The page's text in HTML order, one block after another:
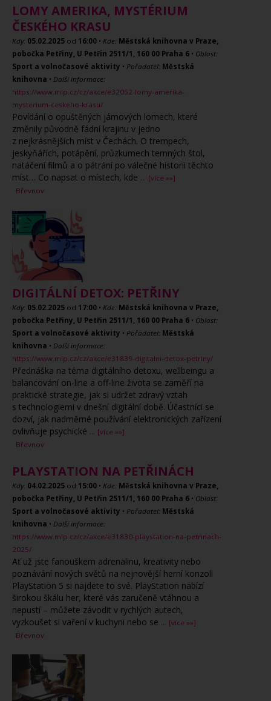
LOMY AMERIKA, MYSTÉRIUM
ČESKÉHO KRASU
Kdy: 05.02.2025 od 16:00 • Kde: Městská knihovna v Praze,
pobočka Petřiny, U Petřin 2511/1, 160 00 Praha 6 • Oblast:
Sport a volnočasové aktivity • Pořadatel: Městská
knihovna • Další informace:
https://www.mlp.cz/cz/akce/e32052-lomy-amerika-
mysterium-ceskeho-krasu/
Povídání o opuštěných jámových lomech, které
změnily původně fádní krajinu v jedno
z nejkrásnějších míst v Čechách. O trempech,
jeskyňářích, potápění, průzkumech temných štol,
natáčení filmů a o pátrání po válečné historii těchto
míst… Co napsat o místech, kde ... [více »»]
Břevnov
DIGITÁLNÍ DETOX: PETŘINY
Kdy: 05.02.2025 od 17:00 • Kde: Městská knihovna v Praze,
pobočka Petřiny, U Petřin 2511/1, 160 00 Praha 6 • Oblast:
Sport a volnočasové aktivity • Pořadatel: Městská
knihovna • Další informace:
https://www.mlp.cz/cz/akce/e31839-digitalni-detox-petriny/
Přednáška na téma digitálního detoxu, wellbeingu a
balancování on-line a off-line života se zaměří na
praktické strategie, jak si udržet zdravý vztah
s technologiemi v dnešní digitální době. Účastníci se
dozví, jak nadměrné používání elektronických zařízení
ovlivňuje psychické ... [více »»]
Břevnov
PLAYSTATION NA PETŘINÁCH
Kdy: 04.02.2025 od 15:00 • Kde: Městská knihovna v Praze,
pobočka Petřiny, U Petřin 2511/1, 160 00 Praha 6 • Oblast:
Sport a volnočasové aktivity • Pořadatel: Městská
knihovna • Další informace:
https://www.mlp.cz/cz/akce/e31830-playstation-na-petrinach-
2025/
Ať už jste fanouškem adrenalinu, kreativity nebo
poznávání nových světů na nejnovější herní konzoli
PlayStation 5 si najdete to své. PlayStation nabízí
širokou škálu her, které vás zaručeně vtáhnou a
nepustí – můžete závodit v rychlých autech,
vyzkoušet si vaření v kuchyni nebo se ... [více »»]
Břevnov